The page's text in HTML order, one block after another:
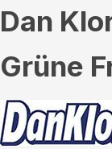
Dan
Grüne